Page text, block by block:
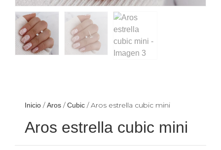
Inicio /Aros /Cubic / Aros estrella cubic mini
Aros estrella cubic mini